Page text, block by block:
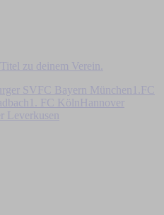
zu deinem Verein.
SV FC Bayern München
1.FC
1. FC Köln
Hannover
Leverkusen